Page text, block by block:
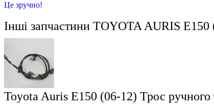
Це зручно!
Інші запчастини TOYOTA AURIS E150
Toyota Auris E150 (06-12) Трос